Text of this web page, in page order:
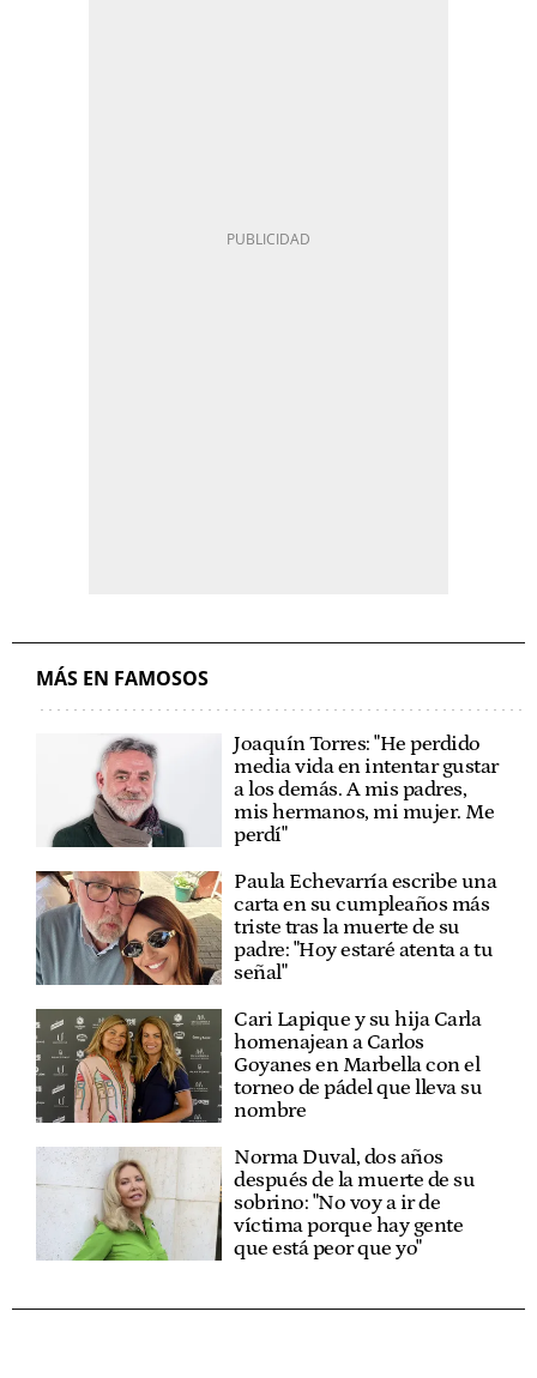
MÁS EN FAMOSOS
Joaquín Torres: "He perdido
media vida en intentar gustar
a los demás. A mis padres,
mis hermanos, mi mujer. Me
perdí"
Paula Echevarría escribe una
carta en su cumpleaños más
triste tras la muerte de su
padre: "Hoy estaré atenta a tu
señal"
Cari Lapique y su hija Carla
homenajean a Carlos
Goyanes en Marbella con el
torneo de pádel que lleva su
nombre
Norma Duval, dos años
después de la muerte de su
sobrino: "No voy a ir de
víctima porque hay gente
que está peor que yo"